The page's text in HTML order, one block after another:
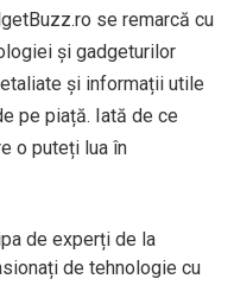
se remarcă cu
și gadgeturilor
și informații utile
pe piață. Iată de ce
o puteți lua în
de experți de la
de tehnologie cu